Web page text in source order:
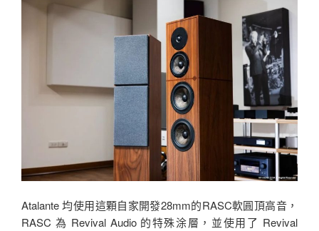
Atalante 均使用這顆自家開發28mm的RASC軟圓頂高音，
RASC 為 Revival Audio 的特殊涂層，並使用了 Revival